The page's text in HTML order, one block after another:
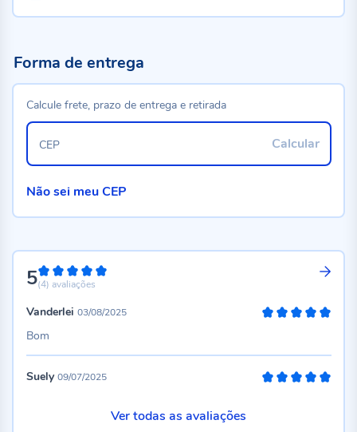
5100%
(4) avaliações
Vanderlei 03/08/2025
Bom
Suely 09/07/2025
Ver todas as avaliações
Forma de entrega
Calcule frete, prazo de entrega e retirada
Calcular
CEP
Não sei meu CEP